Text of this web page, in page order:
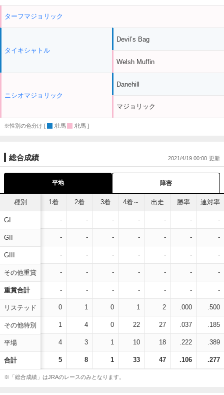
ターフマジョリック
タイキシャトル
ニシオマジョリック
Devil’s Bag
Welsh Muffin
Danehill
マジョリック
※性別の色分け [ :牡馬 :牝馬 ]
総合成績 2021/4/19 00:00
平地 障害
種別
GI
GII
GIII
その他重賞
重賞合計
リステッド
その他特別
平場
合計
1着 2着 3着 4着～ 出走 勝率 連対率
- - - - - - -
- - - - - - -
- - - - - - -
- - - - - - -
- - - - - - -
0 1 0 1 2 .000 .500
1 4 0 22 27 .037 .185
4 3 1 10 18 .222 .389
5 8 1 33 47 .106 .277
※「総合成績」はJRAのレースのみとなります。